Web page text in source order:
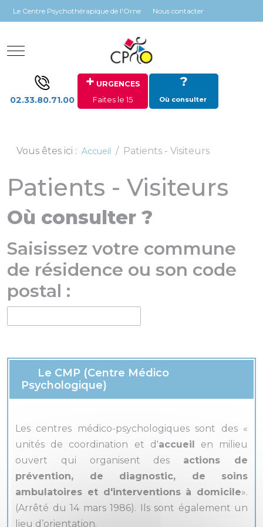
Panneau de gestion des cookies
Le Centre Psychothérapique de l'Orne Nous contacter
Mobile Menu Toggle
02.33.80.71.00
+ URGENCES
Faites le 15
?
Où consulter
Vous êtes ici : Accueil Patients - Visiteurs
Patients - Visiteurs
Où consulter ?
Saisissez votre commune
de résidence ou son code
postal :
Le CMP (Centre Médico
Psychologique)
Les centres médico-psychologiques sont des «
unités de coordination et d'accueil en milieu
ouvert qui organisent des actions de
prévention, de diagnostic, de soins
ambulatoires et d'interventions à domicile».
(Arrêté du 14 mars 1986). Ils sont également un
lieu d’orientation.